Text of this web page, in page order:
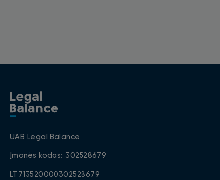
UAB Legal Balance
Įmonės kodas: 302528679
LT713520000302528679